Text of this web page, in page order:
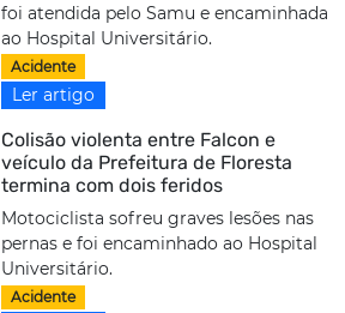
foi atendida pelo Samu e encaminhada
ao Hospital Universitário.
Acidente
Ler artigo
Colisão violenta entre Falcon e
veículo da Prefeitura de Floresta
termina com dois feridos
Motociclista sofreu graves lesões nas
pernas e foi encaminhado ao Hospital
Universitário.
Acidente